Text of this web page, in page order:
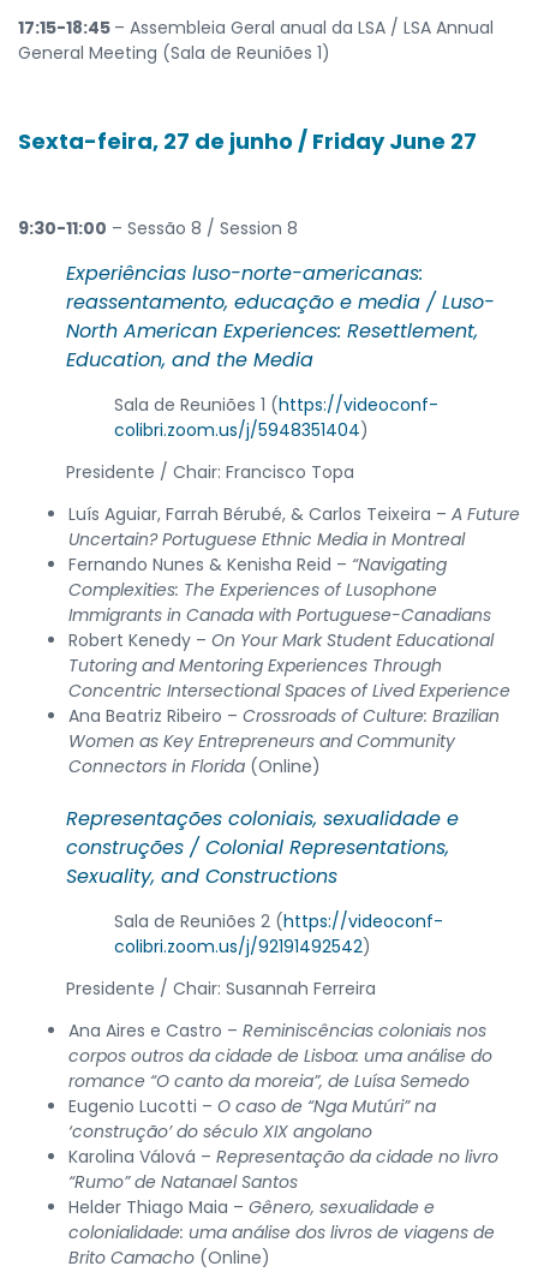
17:15-18:45 – Assembleia Geral anual da LSA / LSA Annual
General Meeting (Sala de Reuniões 1)
Sexta-feira, 27 de junho / Friday June 27
9:30-11:00 – Sessão 8 / Session 8
Experiências luso-norte-americanas:
reassentamento, educação e media / Luso-
North American Experiences: Resettlement,
Education, and the Media
Sala de Reuniões 1 (https://videoconf-
colibri.zoom.us/j/5948351404)
Presidente / Chair: Francisco Topa
Luís Aguiar, Farrah Bérubé, & Carlos Teixeira – A Future
Uncertain?Portuguese Ethnic Media in Montreal
Fernando Nunes & Kenisha Reid – “Navigating
Complexities: The Experiences of Lusophone
Immigrants in Canada with Portuguese-Canadians
Robert Kenedy – On Your Mark Student Educational
Tutoring and Mentoring Experiences Through
Concentric Intersectional Spaces of Lived Experience
Ana Beatriz Ribeiro – Crossroads of Culture: Brazilian
Women as Key Entrepreneurs and Community
Connectors in Florida (Online)
Representações coloniais, sexualidade e
construções / Colonial Representations,
Sexuality, and Constructions
Sala de Reuniões 2 (https://videoconf-
colibri.zoom.us/j/92191492542)
Presidente / Chair: Susannah Ferreira
Ana Aires e Castro – Reminiscências coloniais nos
corpos outros da cidade de Lisboa: uma análise do
romance “O canto da moreia”, de Luísa Semedo
Eugenio Lucotti – O caso de “Nga Mutúri” na
‘construção’ do século XIX angolano
Karolina Válová – Representação da cidade no livro
“Rumo” de Natanael Santos
Helder Thiago Maia – Gênero, sexualidade e
colonialidade: uma análise dos livros de viagens de
Brito Camacho (Online)